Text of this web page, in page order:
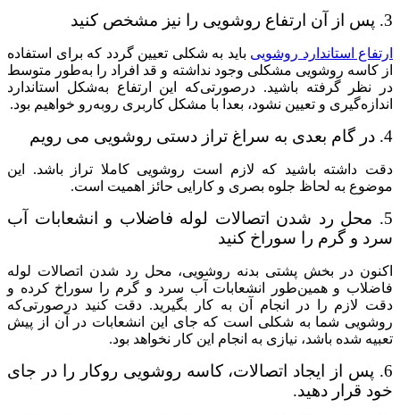
3. پس از آن ارتفاع روشویی را نیز مشخص کنید
ارتفاع استاندارد روشویی باید به شکلی تعیین گردد که برای استفاده
از کاسه روشویی مشکلی وجود نداشته و قد افراد را به‌طور متوسط
در نظر گرفته باشید. در‌صورتی‌که این ارتفاع به‌شکل استاندارد
اندازه‌گیری و تعیین نشود، بعدا با مشکل کاربری روبه‌رو خواهیم بود.
4. در گام بعدی به سراغ تراز دستی روشویی می رویم
دقت داشته باشید که لازم است روشویی کاملا تراز باشد. این
موضوع به لحاظ جلوه بصری و کارایی حائز اهمیت است.
5. محل رد شدن اتصالات لوله فاضلاب و انشعابات آب
سرد و گرم را سوراخ کنید
اکنون در بخش پشتی بدنه روشویی، محل رد شدن اتصالات لوله
فاضلاب و همین‌طور انشعابات آب سرد و گرم را سوراخ کرده و
دقت لازم را در انجام آن به کار بگیرید. دقت کنید درصورتی‌که
روشویی شما به شکلی است که جای این انشعابات در آن از پیش
تعبیه شده باشد، نیازی به انجام این کار نخواهد بود.
6. پس از ایجاد اتصالات، کاسه روشویی روکار را در جای
خود قرار دهید.